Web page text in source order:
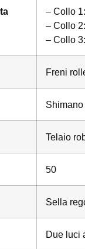
– Collo
– Collo
– Collo
Freni
Telaio
50
Sella
Due luci